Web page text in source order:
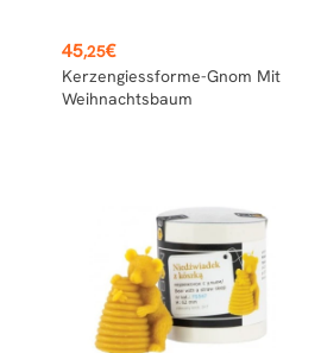
Preis
45,25€
Kerzengiessforme-Gnom Mit
Weihnachtsbaum